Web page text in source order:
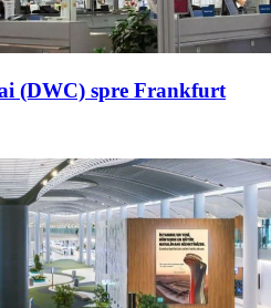
(DWC) spre Frankfurt